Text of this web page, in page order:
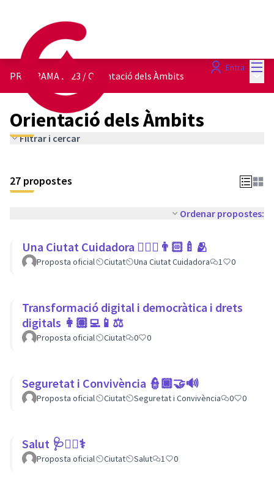
Entra
PROGRAMA 2023 /Orientació dels Àmbits
Orientació dels Àmbits
Filtrar i cercar
27 propostes
Ordenar propostes:
Una Ciutat Cuidadora 💆🏾‍♀️👨🏻‍🍼🫂
Proposta oficial Ciutat Una Ciutat Cuidadora 1 0
Transformació digital i democràtica i drets
digitals 👩🏽‍💻📱⚖
Proposta oficial Ciutat 0 0
Seguretat i Convivència 👮🏿🤝🔊
Proposta oficial Ciutat Seguretat i Convivència 0 0
Salut 🩺👩‍⚕️⚕
Proposta oficial Ciutat Salut 1 0